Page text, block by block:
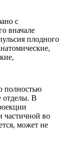
с
вначале
плодного
полностью
отделы. В
частичной во
может не